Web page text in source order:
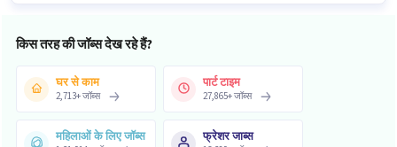
किस तरह की जॉब्स देख रहे हैं?
घर से काम
2,713+जॉब्स
पार्ट टाइम
27,865+जॉब्स
महिलाओं के लिए जॉब्स फ्रेशर जाब्स